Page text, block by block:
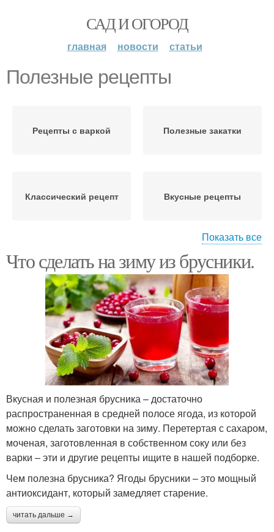
САД И ОГОРОД
главная новости статьи
Полезные рецепты
Рецепты с варкой Полезные закатки
Классический рецепт Вкусные рецепты
Полезные друзья Полезные свойства
Показать все
Что сделать на зиму из брусники.
Вкусная и полезная брусника – достаточно
распространенная в средней полосе ягода, из которой
можно сделать заготовки на зиму. Перетертая с сахаром,
моченая, заготовленная в собственном соку или без
варки – эти и другие рецепты ищите в нашей подборке.
Чем полезна брусника? Ягоды брусники – это мощный
антиоксидант, который замедляет старение.
читать дальше →